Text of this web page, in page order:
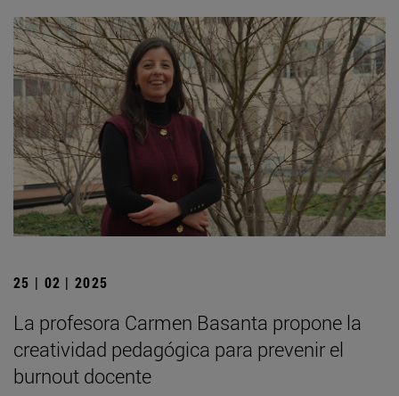
25 | 02 | 2025
La profesora Carmen Basanta propone la
creatividad pedagógica para prevenir el
burnout docente